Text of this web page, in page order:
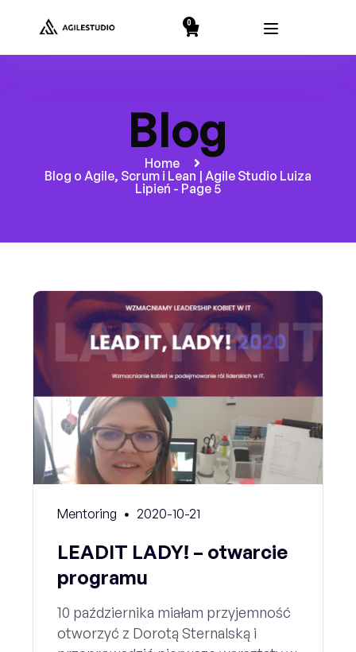
0
Blog
Home
Blog o Agile, Scrum i Lean | Agile Studio Luiza
Lipień - Page 5
Mentoring 2020-10-21
LEADIT LADY! – otwarcie
programu
10 października miałam przyjemność
otworzyć z Dorotą Sternalską i